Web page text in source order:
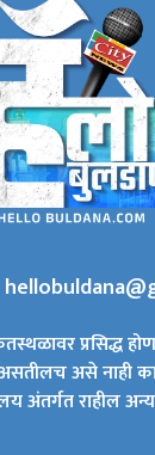
प्रसिद्ध
असे नाही
अंतर्गत राहील